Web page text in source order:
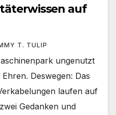
auf
T. TULIP
ungenutzt
Deswegen: Das
laufen auf
Gedanken und